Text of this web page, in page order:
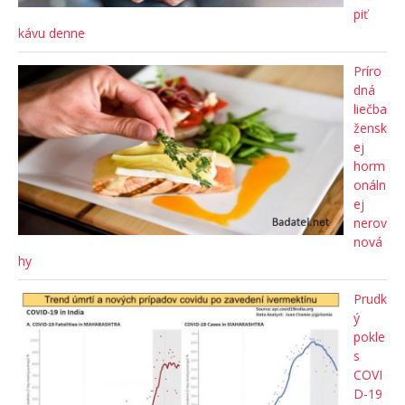
piť
kávu denne
Príro
dná
liečba
žensk
ej
horm
onáln
ej
nerov
nová
hy
Prudk
ý
pokle
s
COVI
D-19